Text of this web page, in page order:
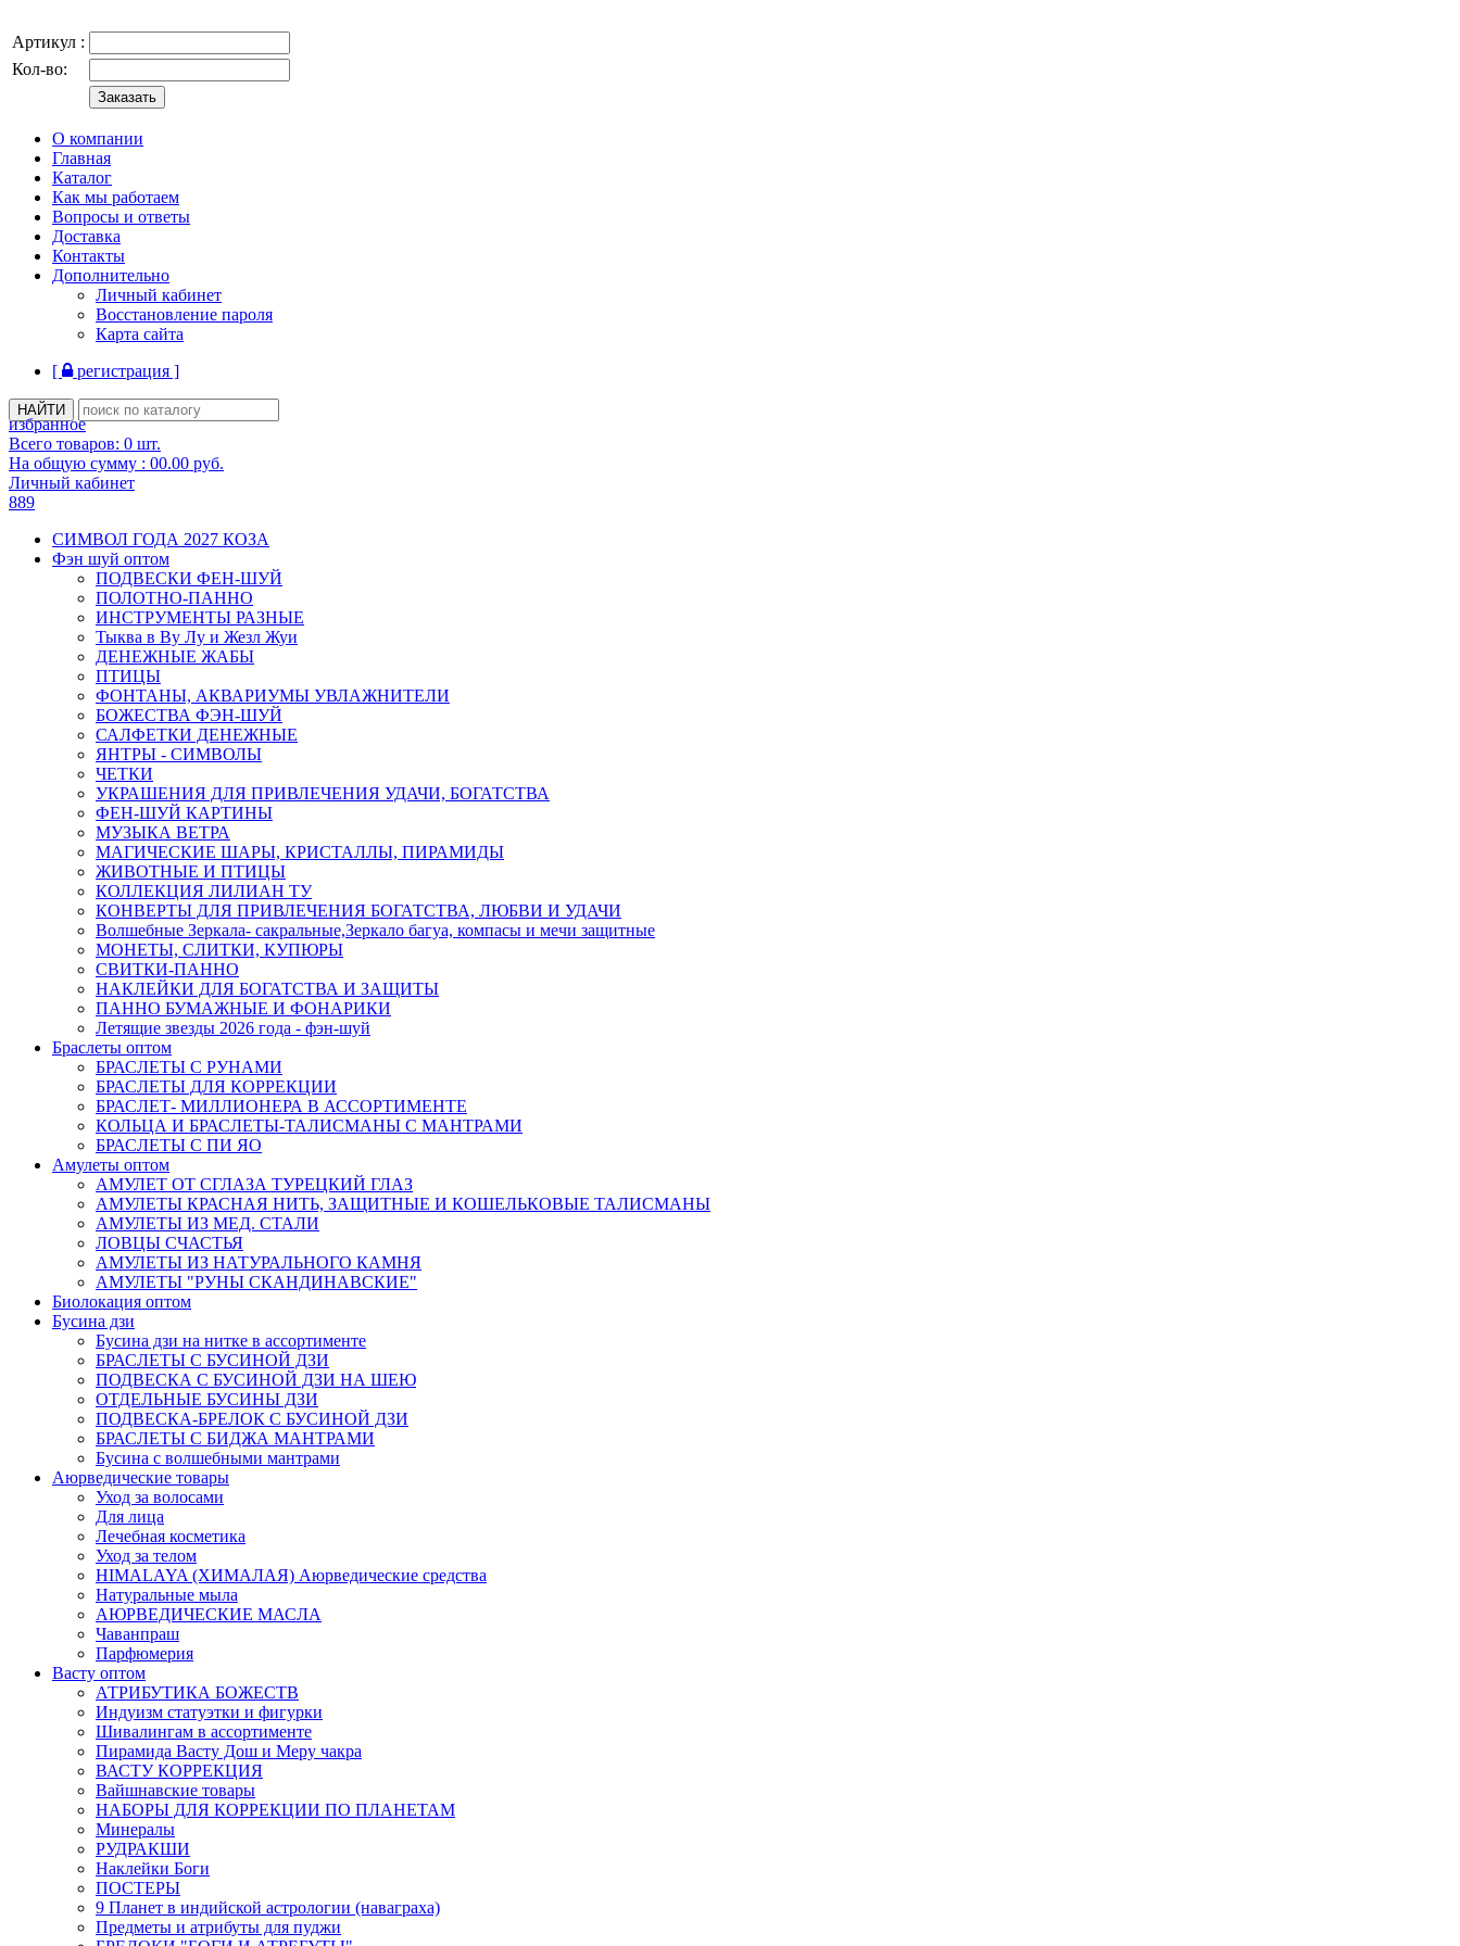
Артикул :
Кол-во:
О компании
Главная
Каталог
Как мы работаем
Вопросы и ответы
Доставка
Контакты
Дополнительно
Личный кабинет
Восстановление пароля
Карта сайта
[
регистрация ]
избранное
Всего товаров: 0 шт.
На общую сумму : 00.00 руб.
Личный кабинет
889
СИМВОЛ ГОДА 2027 КОЗА
Фэн шуй оптом
ПОДВЕСКИ ФЕН-ШУЙ
ПОЛОТНО-ПАННО
ИНСТРУМЕНТЫ РАЗНЫЕ
Тыква в Ву Лу и Жезл Жуи
ДЕНЕЖНЫЕ ЖАБЫ
ПТИЦЫ
ФОНТАНЫ, АКВАРИУМЫ УВЛАЖНИТЕЛИ
БОЖЕСТВА ФЭН-ШУЙ
САЛФЕТКИ ДЕНЕЖНЫЕ
ЯНТРЫ - СИМВОЛЫ
ЧЕТКИ
УКРАШЕНИЯ ДЛЯ ПРИВЛЕЧЕНИЯ УДАЧИ, БОГАТСТВА
ФЕН-ШУЙ КАРТИНЫ
МУЗЫКА ВЕТРА
МАГИЧЕСКИЕ ШАРЫ, КРИСТАЛЛЫ, ПИРАМИДЫ
ЖИВОТНЫЕ И ПТИЦЫ
КОЛЛЕКЦИЯ ЛИЛИАН ТУ
КОНВЕРТЫ ДЛЯ ПРИВЛЕЧЕНИЯ БОГАТСТВА, ЛЮБВИ И УДАЧИ
Волшебные Зеркала- сакральные,Зеркало багуа, компасы и мечи защитные
МОНЕТЫ, СЛИТКИ, КУПЮРЫ
СВИТКИ-ПАННО
НАКЛЕЙКИ ДЛЯ БОГАТСТВА И ЗАЩИТЫ
ПАННО БУМАЖНЫЕ И ФОНАРИКИ
Летящие звезды 2026 года - фэн-шуй
Браслеты оптом
БРАСЛЕТЫ С РУНАМИ
БРАСЛЕТЫ ДЛЯ КОРРЕКЦИИ
БРАСЛЕТ- МИЛЛИОНЕРА В АССОРТИМЕНТЕ
КОЛЬЦА И БРАСЛЕТЫ-ТАЛИСМАНЫ С МАНТРАМИ
БРАСЛЕТЫ С ПИ ЯО
Амулеты оптом
АМУЛЕТ ОТ СГЛАЗА ТУРЕЦКИЙ ГЛАЗ
АМУЛЕТЫ КРАСНАЯ НИТЬ, ЗАЩИТНЫЕ И КОШЕЛЬКОВЫЕ ТАЛИСМАНЫ
АМУЛЕТЫ ИЗ МЕД. СТАЛИ
ЛОВЦЫ СЧАСТЬЯ
АМУЛЕТЫ ИЗ НАТУРАЛЬНОГО КАМНЯ
АМУЛЕТЫ "РУНЫ СКАНДИНАВСКИЕ"
Биолокация оптом
Бусина дзи
Бусина дзи на нитке в ассортименте
БРАСЛЕТЫ С БУСИНОЙ ДЗИ
ПОДВЕСКА С БУСИНОЙ ДЗИ НА ШЕЮ
ОТДЕЛЬНЫЕ БУСИНЫ ДЗИ
ПОДВЕСКА-БРЕЛОК С БУСИНОЙ ДЗИ
БРАСЛЕТЫ С БИДЖА МАНТРАМИ
Бусина с волшебными мантрами
Аюрведические товары
Уход за волосами
Для лица
Лечебная косметика
Уход за телом
HIMALAYA (ХИМАЛАЯ) Аюрведические средства
Натуральные мыла
АЮРВЕДИЧЕСКИЕ МАСЛА
Чаванпраш
Парфюмерия
Васту оптом
АТРИБУТИКА БОЖЕСТВ
Индуизм статуэтки и фигурки
Шивалингам в ассортименте
Пирамида Васту Дош и Меру чакра
ВАСТУ КОРРЕКЦИЯ
Вайшнавские товары
НАБОРЫ ДЛЯ КОРРЕКЦИИ ПО ПЛАНЕТАМ
Минералы
РУДРАКШИ
Наклейки Боги
ПОСТЕРЫ
9 Планет в индийской астрологии (наваграха)
Предметы и атрибуты для пуджи